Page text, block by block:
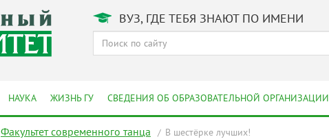
ВУЗ, ГДЕ ТЕБЯ ЗНАЮТ ПО ИМЕНИ
НАУКА ЖИЗНЬ ГУ СВЕДЕНИЯ ОБ ОБРАЗОВАТЕЛЬНОЙ ОРГАНИЗАЦИИ
Факультет современного танца В шестёрке лучших!